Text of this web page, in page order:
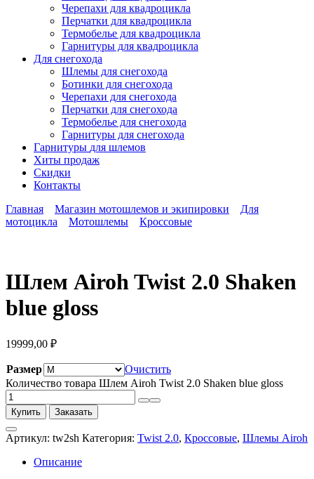
Черепахи для квадроцикла
Перчатки для квадроцикла
Термобелье для квадроцикла
Гарнитуры для квадроцикла
Для снегохода
Шлемы для снегохода
Ботинки для снегохода
Черепахи для снегохода
Перчатки для снегохода
Термобелье для снегохода
Гарнитуры для снегохода
Гарнитуры для шлемов
Хиты продаж
Скидки
Контакты
Главная
Магазин мотошлемов и экипировки
Для
мотоцикла
Мотошлемы Кроссовые
Шлем Airoh Twist 2.0 Shaken
blue gloss
19999,00 ₽
Размер
Очистить
Количество товара Шлем Airoh Twist 2.0 Shaken blue gloss
Купить Заказать
Артикул: tw2sh Категория: Twist 2.0, Кроссовые, Шлемы Airoh
Описание